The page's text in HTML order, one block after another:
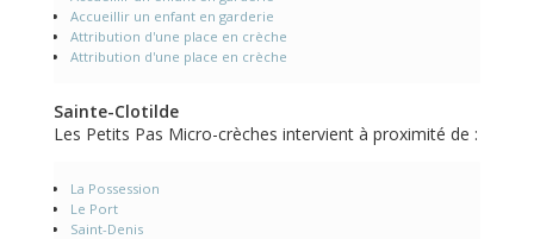
Accueillir un enfant en garderie
Attribution d'une place en crèche
Attribution d'une place en crèche
Sainte-Clotilde
Les Petits Pas Micro-crèches intervient à proximité de :
La Possession
Le Port
Saint-Denis